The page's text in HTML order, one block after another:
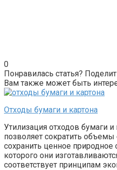
0
Понравилась статья?
Вам также может быть
Отходы бумаги и картона
Утилизация отходов бумаги
позволяет сократить объемы
сохранить ценное природное
которого они
соответствует принципам